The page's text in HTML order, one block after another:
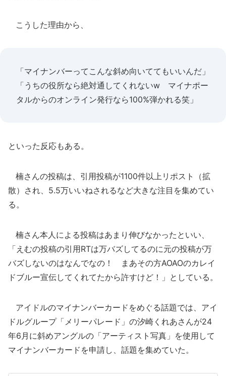
こうした理由から、
「マイナンバーってこんな斜め向いててもいいんだ」
「うちの役所なら絶対通してくれないw マイナポー
タルからのオンライン発行なら100%弾かれる笑」
といった反応もある。
楠さんの投稿は、引用投稿が1100件以上リポスト（拡
散）され、5.5万いいねされるなど大きな注目を集めてい
る。
楠さん本人による投稿はあまり伸びなかったといい、
「えむの投稿の引用RTは万バズしてるのに元の投稿が万
バズしないのはなんでなの！ まあその方AOAOのカレイ
ドブルー宣伝してくれてたから許すけど！」としている。
アイドルのマイナンバーカードをめぐる話題では、アイ
ドルグループ「メリーパレード」の汐崎くれあさんが24
年6月に斜めアングルの「アーティスト写真」を使用して
マイナンバーカードを申請し、話題を集めていた。